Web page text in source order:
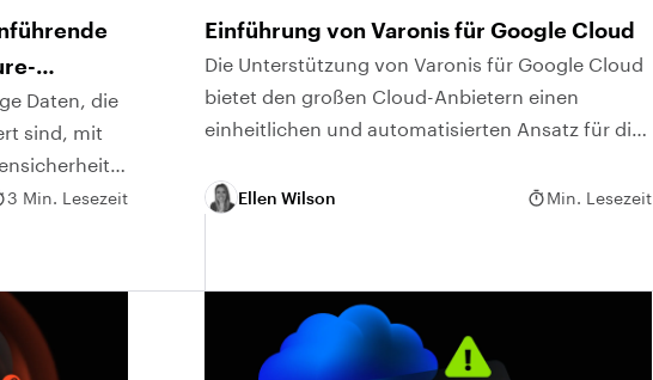
Daten, die
sind, mit
3 Min. Lesezeit
Einführung von Varonis für Google Cloud
Die Unterstützung von Varonis für Google Cloud
bietet den großen Cloud-Anbietern einen
einheitlichen und automatisierten Ansatz für die
Ellen Wilson Min. Lesezeit